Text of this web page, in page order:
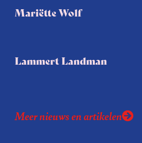
Mariëtte Wolf
Lammert Landman
Meer nieuws en artikelen